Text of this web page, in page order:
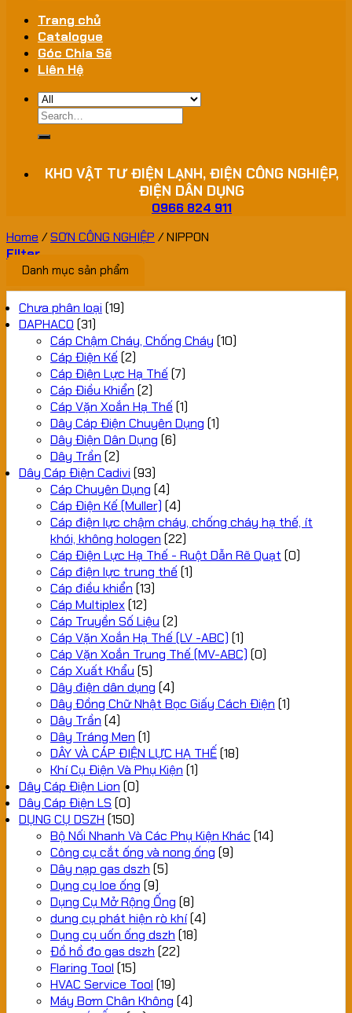
Trang chủ
Catalogue
Góc Chia Sẽ
Liên Hệ
Search
for:
KHO VẬT TƯ ĐIỆN LẠNH, ĐIỆN CÔNG NGHIỆP,
ĐIỆN DÂN DỤNG
0966 824 911
Home /SƠN CÔNG NGHIỆP /NIPPON
Filter
Danh mục sản phẩm
Chưa phân loại (19)
DAPHACO (31)
Cáp Chậm Cháy, Chống Cháy (10)
Cáp Điện Kế (2)
Cáp Điện Lực Hạ Thế (7)
Cáp Điều Khiển (2)
Cáp Vặn Xoắn Hạ Thế (1)
Dây Cáp Điện Chuyên Dụng (1)
Dây Điện Dân Dụng (6)
Dây Trần (2)
Dây Cáp Điện Cadivi (93)
Cáp Chuyên Dụng (4)
Cáp Điện Kế (Muller) (4)
Cáp điện lực chậm cháy, chống cháy hạ thế, ít
khói, không hologen (22)
Cáp Điện Lực Hạ Thế - Ruột Dẫn Rẽ Quạt (0)
Cáp điện lực trung thế (1)
Cáp điều khiển (13)
Cáp Multiplex(12)
Cáp Truyền Số Liệu (2)
Cáp Vặn Xoắn Hạ Thế (LV -ABC) (1)
Cáp Vặn Xoắn Trung Thế (MV-ABC) (0)
Cáp Xuất Khẩu (5)
Dây điện dân dụng (4)
Dây Đồng Chữ Nhật Bọc Giấy Cách Điện (1)
Dây Trần (4)
Dây Tráng Men (1)
DÂY VÀ CÁP ĐIỆN LỰC HẠ THẾ(18)
Khí Cụ Điện Và Phụ Kiện (1)
Dây Cáp Điện Lion (0)
Dây Cáp Điện LS (0)
DỤNG CỤ DSZH (150)
Bộ Nối Nhanh Và Các Phụ Kiện Khác (14)
Công cụ cắt ống và nong ống (9)
Dây nạp gas dszh (5)
Dụng cụ loe ống (9)
Dụng Cụ Mở Rộng Ống (8)
dung cụ phát hiện rò khí(4)
Dụng cụ uốn ống dszh (18)
Đồ hồ đo gas dszh (22)
Flaring Tool (15)
HVAC Service Tool (19)
Máy Bơm Chân Không (4)